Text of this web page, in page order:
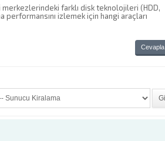
farklı disk teknolojileri (HDD,
izlemek için hangi araçları
Cevapla